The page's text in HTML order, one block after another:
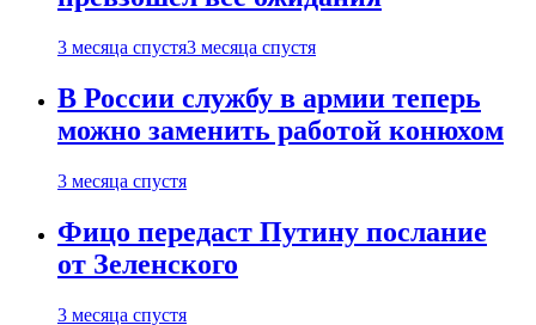
3 месяца спустя3 месяца спустя
В России службу в армии теперь
можно заменить работой конюхом
3 месяца спустя
Фицо передаст Путину послание
от Зеленского
3 месяца спустя